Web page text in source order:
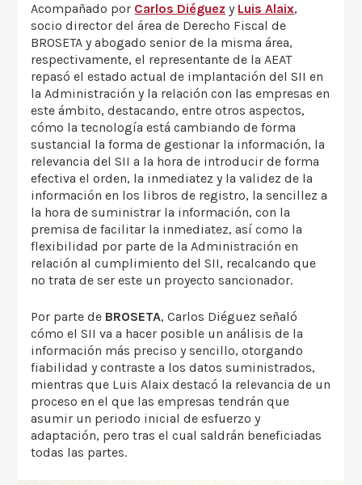
Acompañado por Carlos Diéguez y Luis Alaix,
socio director del área de Derecho Fiscal de
BROSETA y abogado senior de la misma área,
respectivamente, el representante de la AEAT
repasó el estado actual de implantación del SII en
la Administración y la relación con las empresas en
este ámbito, destacando, entre otros aspectos,
cómo la tecnología está cambiando de forma
sustancial la forma de gestionar la información, la
relevancia del SII a la hora de introducir de forma
efectiva el orden, la inmediatez y la validez de la
información en los libros de registro, la sencillez a
la hora de suministrar la información, con la
premisa de facilitar la inmediatez, así como la
flexibilidad por parte de la Administración en
relación al cumplimiento del SII, recalcando que
no trata de ser este un proyecto sancionador.
Por parte de BROSETA, Carlos Diéguez señaló
cómo el SII va a hacer posible un análisis de la
información más preciso y sencillo, otorgando
fiabilidad y contraste a los datos suministrados,
mientras que Luis Alaix destacó la relevancia de un
proceso en el que las empresas tendrán que
asumir un periodo inicial de esfuerzo y
adaptación, pero tras el cual saldrán beneficiadas
todas las partes.